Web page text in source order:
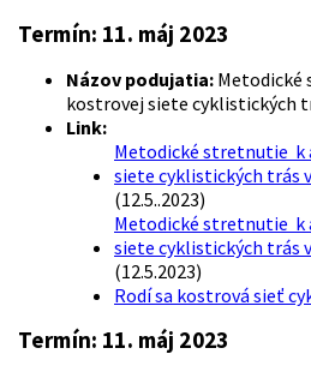
Termín: 11. máj 2023
Názov podujatia:
kostrovej siete cyklistických
Link:
Metodické stretnutie
siete cyklistických trás
(12.5..2023)
Metodické stretnutie
siete cyklistických trás
(12.5.2023)
Rodí sa kostrová sieť
Termín: 11. máj 2023